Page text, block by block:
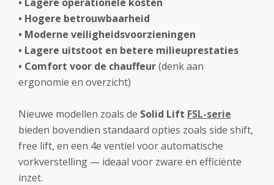
• Hogere betrouwbaarheid
• Moderne veiligheidsvoorzieningen
• Lagere uitstoot en betere milieuprestaties
• Comfort voor de chauffeur(denk aan
ergonomie en overzicht)
Nieuwe modellen zoals de Solid Lift FSL-serie
bieden bovendien standaard opties zoals side shift,
free lift, en een 4e ventiel voor automatische
vorkverstelling — ideaal voor zware en efficiënte
inzet.